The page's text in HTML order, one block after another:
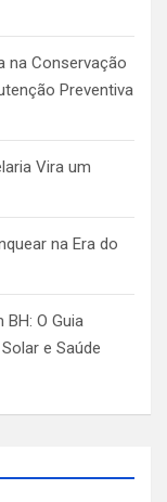
na Conservação
Preventiva
Vira um
na Era do
O Guia
e Saúde